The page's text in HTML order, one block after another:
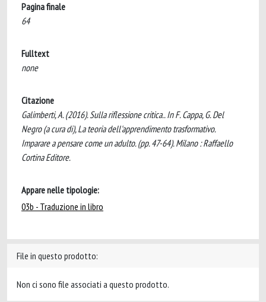
Pagina finale
64
Fulltext
none
Citazione
Galimberti, A. (2016). Sulla riflessione critica.. In F. Cappa, G. Del
Negro (a cura di), La teoria dell'apprendimento trasformativo.
Imparare a pensare come un adulto. (pp. 47-64). Milano : Raffaello
Cortina Editore.
Appare nelle tipologie:
03b - Traduzione in libro
File in questo prodotto:
Non ci sono file associati a questo prodotto.